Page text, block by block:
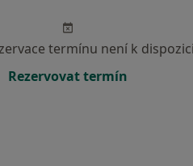
termínu není k dispozici
Rezervovat termín